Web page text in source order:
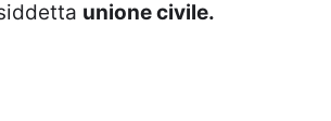
unione civile.